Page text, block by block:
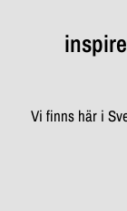
Vi finns här i